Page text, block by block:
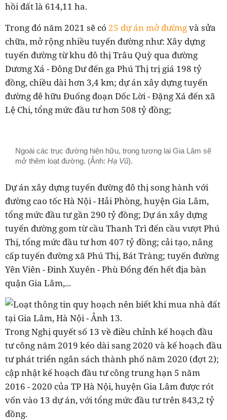
hồi đất là 614,11 ha.
Trong đó năm 2021 sẽ có 25 dự án mở đườngvà sửa
chữa, mở rộng nhiều tuyến đường như: Xây dựng
tuyến đường từ khu đô thị Trâu Quỳ qua đường
Dương Xá - Đông Dư đến ga Phú Thị trị giá 198 tỷ
đồng, chiều dài hơn 3,4 km; dự án xây dựng tuyến
đường đê hữu Đuống đoạn Dốc Lời - Đặng Xá đến xã
Lệ Chi, tổng mức đầu tư hơn 508 tỷ đồng;
Ngoài các trục đường hiện hữu, trong tương lai Gia Lâm sẽ
mở thêm loạt đường. (Ảnh: Hạ Vũ).
Dự án xây dựng tuyến đường đô thị song hành với
đường cao tốc Hà Nội - Hải Phòng, huyện Gia Lâm,
tổng mức đầu tư gần 290 tỷ đồng; Dự án xây dựng
tuyến đường gom từ cầu Thanh Trì đến cầu vượt Phú
Thị, tổng mức đầu tư hơn 407 tỷ đồng; cải tạo, nâng
cấp tuyến đường xã Phú Thị, Bát Tràng; tuyến đường
Yên Viên - Đinh Xuyên - Phù Đổng đến hết địa bàn
quận Gia Lâm,...
Trong Nghị quyết số 13 về điều chỉnh kế hoạch đầu
tư công năm 2019 kéo dài sang 2020 và kế hoạch đầu
tư phát triển ngân sách thành phố năm 2020 (đợt 2);
cập nhật kế hoạch đầu tư công trung hạn 5 năm
2016 - 2020 của TP Hà Nội, huyện Gia Lâm được rót
vốn vào 13 dự án, với tổng mức đầu tư trên 843,2 tỷ
đồng.